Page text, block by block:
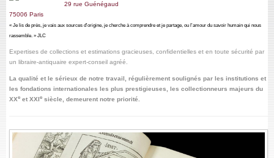
Littérature
Livres d'Heures, Manuscrits.
Miscellanées
Photographies
29 rue Guénégaud
75006 Paris
« Je lis de près, je vais aux sources d'origine, je cherche à comprendre et je partage, ou l'amour du savoir humain qui nous
rassemble. » JLC
Expertises de collections et estimations gracieuses, confidentielles et en toute sécurité par
un libraire-antiquaire expert-conseil agréé.
La qualité et le sérieux de notre travail, régulièrement soulignés par les institutions et
les fondations internationales les plus prestigieuses, les collectionneurs majeurs du
XXe et XXIe siècle, demeurent notre priorité.